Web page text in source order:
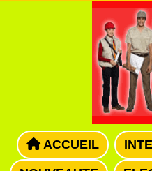
ACCUEIL